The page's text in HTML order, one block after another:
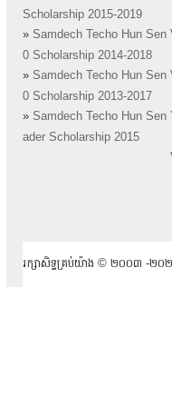
Scholarship 2015-2019
» Samdech Techo Hun Sen
0 Scholarship 2014-2018
» Samdech Techo Hun Sen
0 Scholarship 2013-2017
» Samdech Techo Hun Sen
ader Scholarship 2015
រក្សាសិទ្ធគ្រប់យ៉ាង ​© ២០០៣ -២០